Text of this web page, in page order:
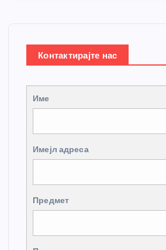
Контактирајте нас
Име
Имејл адреса
Предмет